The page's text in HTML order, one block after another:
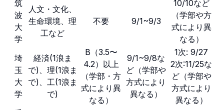
筑
波
大
学
人文・文化、
生命環境、理
工など
不要 9/1~9/3
10/10など
（学部や方
式により異
なる）
埼
玉
大
学
経済(1浪ま
で)、理(1浪ま
で)、工(1浪ま
で)
B（3.5〜
4.2）以上
（学部・方
式により異
なる）
9/1~9/8な
ど（学部や
方式により
異なる）
1次: 9/27
2次:11/25な
ど（学部や
方式により
異なる）